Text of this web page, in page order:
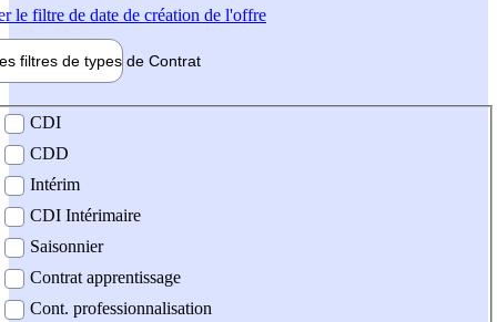
le filtre de date de création de l'offre
filtres de types de Contrat
contrat
CDI
CDD
Intérim
CDI Intérimaire
Saisonnier
Contrat apprentissage
Cont. professionnalisation